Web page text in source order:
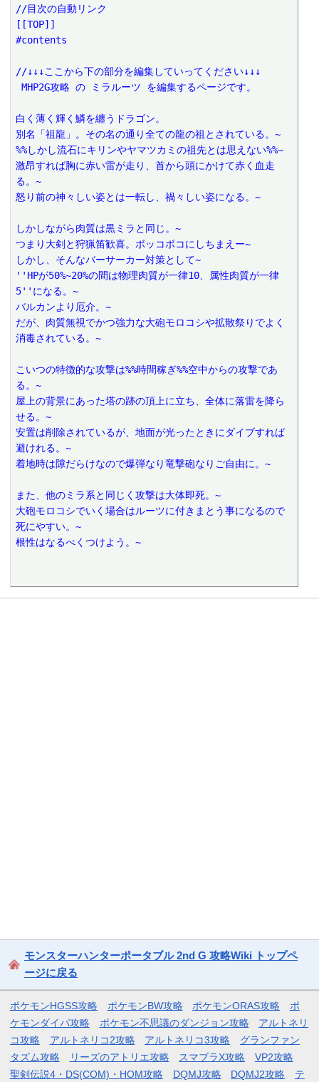
//目次の自動リンク
[[TOP]]
#contents
//↓↓↓ここから下の部分を編集していってください↓↓↓
MHP2G攻略 の ミラルーツ を編集するページです。
白く薄く輝く鱗を纏うドラゴン。
別名「祖龍」。その名の通り全ての龍の祖とされている。~
%%しかし流石にキリンやヤマツカミの祖先とは思えない%%~
激昂すれば胸に赤い雷が走り、首から頭にかけて赤く血走
る。~
怒り前の神々しい姿とは一転し、禍々しい姿になる。~
しかしながら肉質は黒ミラと同じ。~
つまり大剣と狩猟笛歓喜。ボッコボコにしちまえー~
しかし、そんなバーサーカー対策として~
''HPが50%~20%の間は物理肉質が一律10、属性肉質が一律
5''になる。~
バルカンより厄介。~
だが、肉質無視でかつ強力な大砲モロコシや拡散祭りでよく
消毒されている。~
こいつの特徴的な攻撃は%%時間稼ぎ%%空中からの攻撃であ
る。~
屋上の背景にあった塔の跡の頂上に立ち、全体に落雷を降ら
せる。~
安置は削除されているが、地面が光ったときにダイブすれば
避けれる。~
着地時は隙だらけなので爆弾なり竜撃砲なりご自由に。~
また、他のミラ系と同じく攻撃は大体即死。~
大砲モロコシでいく場合はルーツに付きまとう事になるので
死にやすい。~
根性はなるべくつけよう。~
モンスターハンターポータブル 2nd G 攻略Wiki トップペ
ージに戻る
ポケモンHGSS攻略 ポケモンBW攻略 ポケモンORAS攻略
ポ
ケモンダイパ攻略
ポケモン不思議のダンジョン攻略
アルトネリ
コ攻略
アルトネリコ2攻略 アルトネリコ3攻略
グランファン
タズム攻略
リーズのアトリエ攻略 スマブラX攻略
VP2攻略
聖剣伝説4・DS(COM)・HOM攻略
DQMJ攻略 DQMJ2攻略 テ